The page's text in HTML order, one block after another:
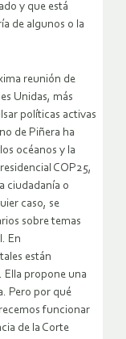
y que está
de algunos o la
reunión de
Unidas, más
políticas activas
de Piñera ha
océanos y la
COP25,
ciudadanía o
caso, se
sobre temas
En
están
Ella propone una
Pero por qué
funcionar
de la Corte